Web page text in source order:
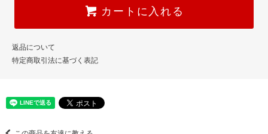
カートに入れる
返品について
特定商取引法に基づく表記